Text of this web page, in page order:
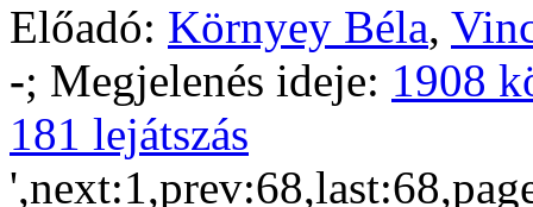
Előadó: Környey Béla,
-; Megjelenés ideje: 1908
181 lejátszás